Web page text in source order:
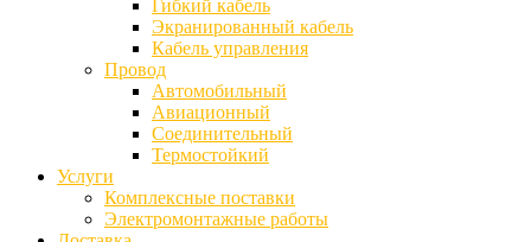
Гибкий кабель
Экранированный кабель
Кабель управления
Провод
Автомобильный
Авиационный
Соединительный
Термостойкий
Услуги
Комплексные поставки
Электромонтажные работы